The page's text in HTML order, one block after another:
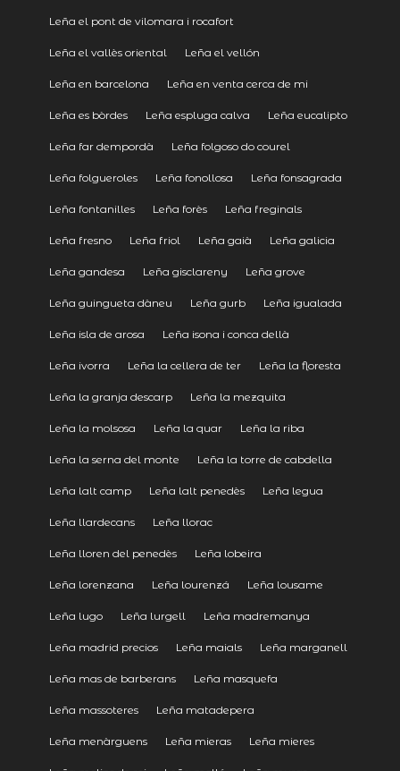
Leña el pont de vilomara i rocafort
Leña el vallès oriental Leña el vellón
Leña en barcelona Leña en venta cerca de mi
Leña es bòrdes Leña espluga calva Leña eucalipto
Leña far dempordà Leña folgoso do courel
Leña folgueroles Leña fonollosa Leña fonsagrada
Leña fontanilles Leña forès Leña freginals
Leña fresno Leña friol Leña gaià Leña galicia
Leña gandesa Leña gisclareny Leña grove
Leña guingueta dàneu Leña gurb Leña igualada
Leña isla de arosa Leña isona i conca dellà
Leña ivorra Leña la cellera de ter Leña la floresta
Leña la granja descarp Leña la mezquita
Leña la molsosa Leña la quar Leña la riba
Leña la serna del monte Leña la torre de cabdella
Leña lalt camp Leña lalt penedès Leña legua
Leña llardecans Leña llorac
Leña lloren del penedès Leña lobeira
Leña lorenzana Leña lourenzá Leña lousame
Leña lugo Leña lurgell Leña madremanya
Leña madrid precios Leña maials Leña marganell
Leña mas de barberans Leña masquefa
Leña massoteres Leña matadepera
Leña menàrguens Leña mieras Leña mieres